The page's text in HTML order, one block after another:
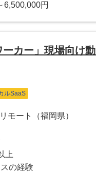
6,500,000円
カー」現場向け
ルSaaS
モート（福岡県）
上
の経験